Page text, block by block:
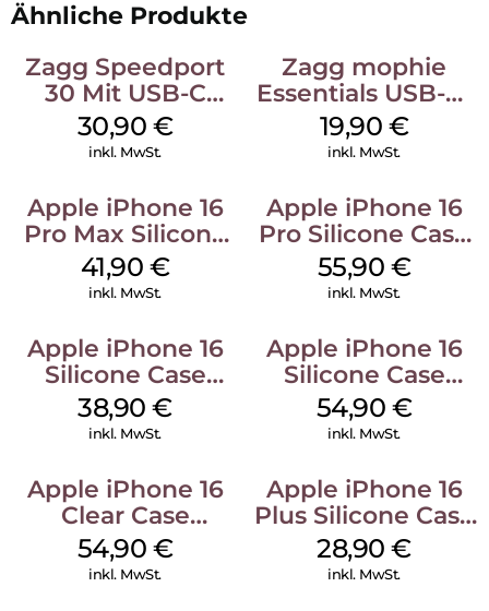
Ähnliche Produkte
Zagg Speedport
30 Mit USB-C
Kabel Weiß
30,90 €
inkl. MwSt.
Zagg mophie
Essentials USB-C-
20W Charger PD
Weiß
19,90 €
inkl. MwSt.
Apple iPhone 16
Pro Max Silicone
Case MagSafe
Ultramarine
41,90 €
inkl. MwSt.
Apple iPhone 16
Pro Silicone Case
MagSafe Stone
Gray
55,90 €
inkl. MwSt.
Apple iPhone 16
Silicone Case
MagSafe
Ultramarine
38,90€
inkl. MwSt.
Apple iPhone 16
Silicone Case
MagSafe Black
54,90 €
inkl. MwSt.
Apple iPhone 16
Clear Case
MagSafe
Transparent
54,90 €
inkl. MwSt.
Apple iPhone 16
Plus Silicone Case
MagSafe Black
28,90€
inkl. MwSt.